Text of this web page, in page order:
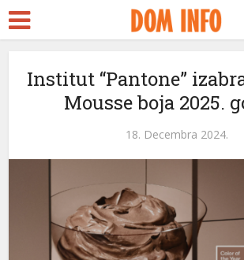
Institut “Pantone”
Mousse boja 2025.
18. Decembra 2024.